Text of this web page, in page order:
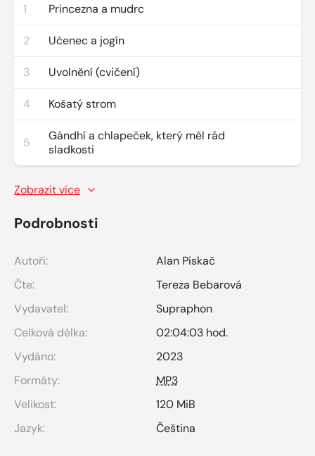
1 Princezna a mudrc
2 Učenec a jogín
3 Uvolnění (cvičení)
4 Košatý strom
5
Gándhí a chlapeček, který měl rád
sladkosti
Zobrazit více
Podrobnosti
Autoři:
Alan Piskač
Čte:
Tereza Bebarová
Vydavatel:
Supraphon
Celková délka:
02:04:03 hod.
Vydáno:
2023
Formáty:
MP3
Velikost:
120 MiB
Jazyk:
Čeština